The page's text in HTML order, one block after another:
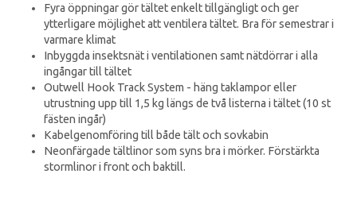
Fyra öppningar gör tältet enkelt tillgängligt och ger
ytterligare möjlighet att ventilera tältet. Bra för semestrar i
varmare klimat
Inbyggda insektsnät i ventilationen samt nätdörrar i alla
ingångar till tältet
Outwell Hook Track System - häng taklampor eller
utrustning upp till 1,5 kg längs de två listerna i tältet (10 st
fästen ingår)
Kabelgenomföring till både tält och sovkabin
Neonfärgade tältlinor som syns bra i mörker. Förstärkta
stormlinor i front och baktill.